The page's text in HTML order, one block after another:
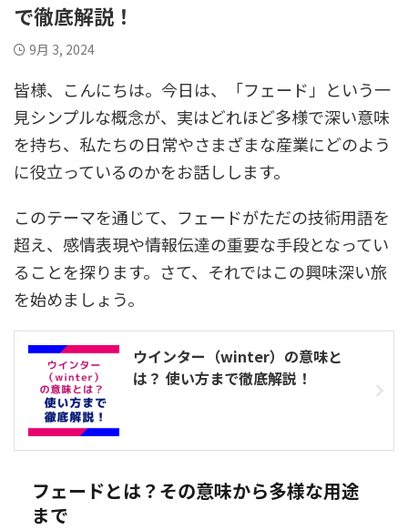
で徹底解説！
9月 3, 2024
皆様、こんにちは。今日は、「フェード」という一
見シンプルな概念が、実はどれほど多様で深い意味
を持ち、私たちの日常やさまざまな産業にどのよう
に役立っているのかをお話しします。
このテーマを通じて、フェードがただの技術用語を
超え、感情表現や情報伝達の重要な手段となってい
ることを探ります。さて、それではこの興味深い旅
を始めましょう。
ウインター（winter）の意味と
は？ 使い方まで徹底解説！
フェードとは？その意味から多様な用途
まで